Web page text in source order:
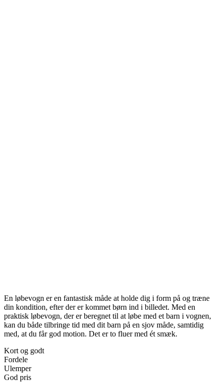
En løbevogn er en fantastisk måde at holde dig i form på og træne
din kondition, efter der er kommet børn ind i billedet. Med en
praktisk løbevogn, der er beregnet til at løbe med et barn i vognen,
kan du både tilbringe tid med dit barn på en sjov måde, samtidig
med, at du får god motion. Det er to fluer med ét smæk.
Kort og godt
Fordele
Ulemper
God pris